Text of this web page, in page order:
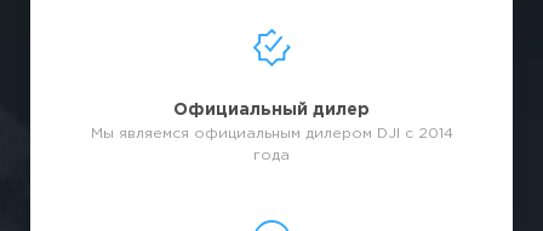
Официальный дилер
Мы являемся официальным дилером DJI с 2014
года